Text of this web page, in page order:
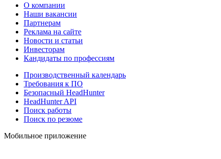
О компании
Наши вакансии
Партнерам
Реклама на сайте
Новости и статьи
Инвесторам
Кандидаты по профессиям
Производственный календарь
Требования к ПО
Безопасный HeadHunter
HeadHunter API
Поиск работы
Поиск по резюме
Мобильное приложение